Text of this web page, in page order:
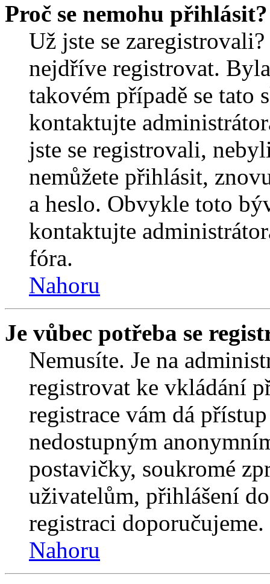
Proč se nemohu přihlásit?
Už jste se
nejdříve registrovat.
takovém případě se tato
kontaktujte
jste se registrovali,
nemůžete přihlásit,
a heslo. Obvykle toto
kontaktujte
fóra.
Nahoru
Je vůbec potřeba se
Nemusíte. Je na
registrovat ke vkládání
registrace vám dá
nedostupným
postavičky, soukromé
uživatelům, přihlášení
registraci
Nahoru